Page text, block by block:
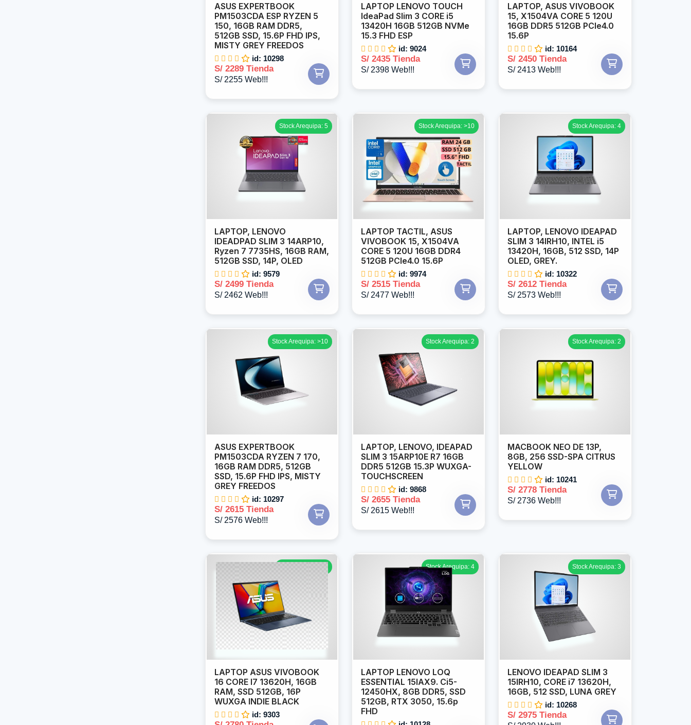
ASUS EXPERTBOOK
PM1503CDA ESP RYZEN 5
150, 16GB RAM DDR5,
512GB SSD, 15.6P FHD IPS,
MISTY GREY FREEDOS
id: 10298
S/ 2289 Tienda
S/ 2255 Web!!!
LAPTOP LENOVO TOUCH
IdeaPad Slim 3 CORE i5
13420H 16GB 512GB NVMe
15.3 FHD ESP
id: 9024
S/ 2435 Tienda
S/ 2398 Web!!!
LAPTOP, ASUS VIVOBOOK
15, X1504VA CORE 5 120U
16GB DDR5 512GB PCIe4.0
15.6P
id: 10164
S/ 2450 Tienda
S/ 2413 Web!!!
Stock Arequipa: 5
LAPTOP, LENOVO
IDEADPAD SLIM 3 14ARP10,
Ryzen 7 7735HS, 16GB RAM,
512GB SSD, 14P, OLED
id: 9579
S/ 2499 Tienda
S/ 2462 Web!!!
Stock Arequipa: >10
LAPTOP TACTIL, ASUS
VIVOBOOK 15, X1504VA
CORE 5 120U 16GB DDR4
512GB PCIe4.0 15.6P
id: 9974
S/ 2515 Tienda
S/ 2477 Web!!!
Stock Arequipa: 4
LAPTOP, LENOVO IDEAPAD
SLIM 3 14IRH10, INTEL i5
13420H, 16GB, 512 SSD, 14P
OLED, GREY.
id: 10322
S/ 2612 Tienda
S/ 2573 Web!!!
Stock Arequipa: >10
ASUS EXPERTBOOK
PM1503CDA RYZEN 7 170,
16GB RAM DDR5, 512GB
SSD, 15.6P FHD IPS, MISTY
GREY FREEDOS
id: 10297
S/ 2615 Tienda
S/ 2576 Web!!!
Stock Arequipa: 2
LAPTOP, LENOVO, IDEAPAD
SLIM 3 15ARP10E R7 16GB
DDR5 512GB 15.3P WUXGA-
TOUCHSCREEN
id: 9868
S/ 2655 Tienda
S/ 2615 Web!!!
Stock Arequipa: 2
MACBOOK NEO DE 13P,
8GB, 256 SSD-SPA CITRUS
YELLOW
id: 10241
S/ 2778 Tienda
S/ 2736 Web!!!
LAPTOP ASUS VIVOBOOK
16 CORE I7 13620H, 16GB
RAM, SSD 512GB, 16P
WUXGA INDIE BLACK
id: 9303
Stock Arequipa: 4
LAPTOP LENOVO LOQ
ESSENTIAL 15IAX9. Ci5-
12450HX, 8GB DDR5, SSD
512GB, RTX 3050, 15.6p
FHD
Stock Arequipa: 3
LENOVO IDEAPAD SLIM 3
15IRH10, CORE i7 13620H,
16GB, 512 SSD, LUNA GREY
id: 10268
S/ 2975 Tienda